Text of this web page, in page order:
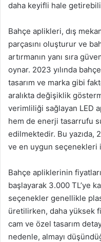
daha keyifli hale
Bahçe aplikleri, dış
parçasını oluşturur ve
artırmanın yanı sıra
oynar. 2023 yılında
tasarım ve marka gibi
aralıkta değişiklik
verimliliği sağlayan LED
hem de enerji tasarrufu
edilmektedir. Bu yazıda,
ve en uygun seçenekleri
Bahçe apliklerinin
başlayarak 3.000 TL’ye
seçenekler genellikle
üretilirken, daha yüksek
cam ve özel tasarım
nedenle, almayı